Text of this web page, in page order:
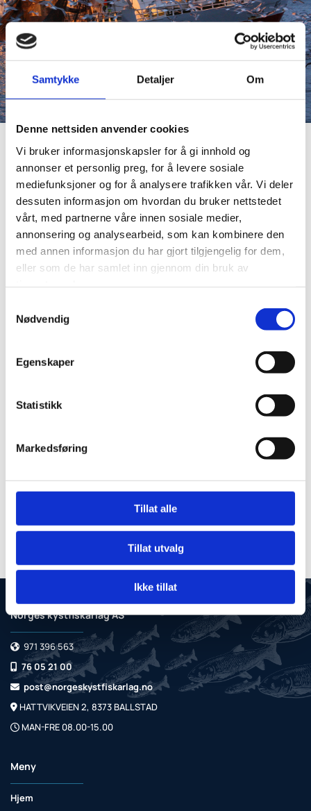
Samtykke Detaljer Om
Denne nettsiden anvender cookies
Vi bruker informasjonskapsler for å gi innhold og
annonser et personlig preg, for å levere sosiale
mediefunksjoner og for å analysere trafikken vår. Vi deler
dessuten informasjon om hvordan du bruker nettstedet
vårt, med partnerne våre innen sosiale medier,
annonsering og analysearbeid, som kan kombinere den
med annen informasjon du har gjort tilgjengelig for dem,
eller som de har samlet inn gjennom din bruk av
Nødvendig
Egenskaper
Statistikk
Markedsføring
Tillat alle
Tillat utvalg
Ikke tillat
Kontakt
Petter Myklebust
Norges kystfiskarlag AS
 971 396 563
 76 05 21 00
 post@norgeskystfiskarlag.no
 HATTVIKVEIEN 2, 8373 BALLSTAD
 MAN-FRE 08.00-15.00
Meny
Hjem